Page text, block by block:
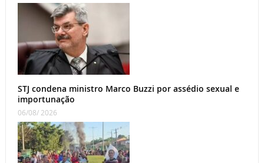
STJ condena ministro Marco Buzzi por assédio sexual e
importunação
06/08/ 2026